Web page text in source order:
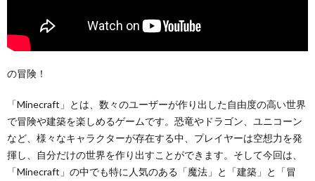
の冒険！
「Minecraft」とは、数々のユーザーが作り出した自由度の高い世界
で冒険や建築を楽しめるゲームです。恐竜やドラゴン、ユニコーン
など、様々なキャラクターが存在する中、プレイヤーは空想力を発
揮し、自分だけの世界を作り出すことができます。そして今回は、
「Minecraft」の中でも特に人気のある「魔法」と「建築」と「冒